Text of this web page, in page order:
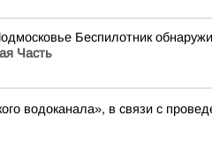
Беспилотник
Часть
водоканала», в связи с